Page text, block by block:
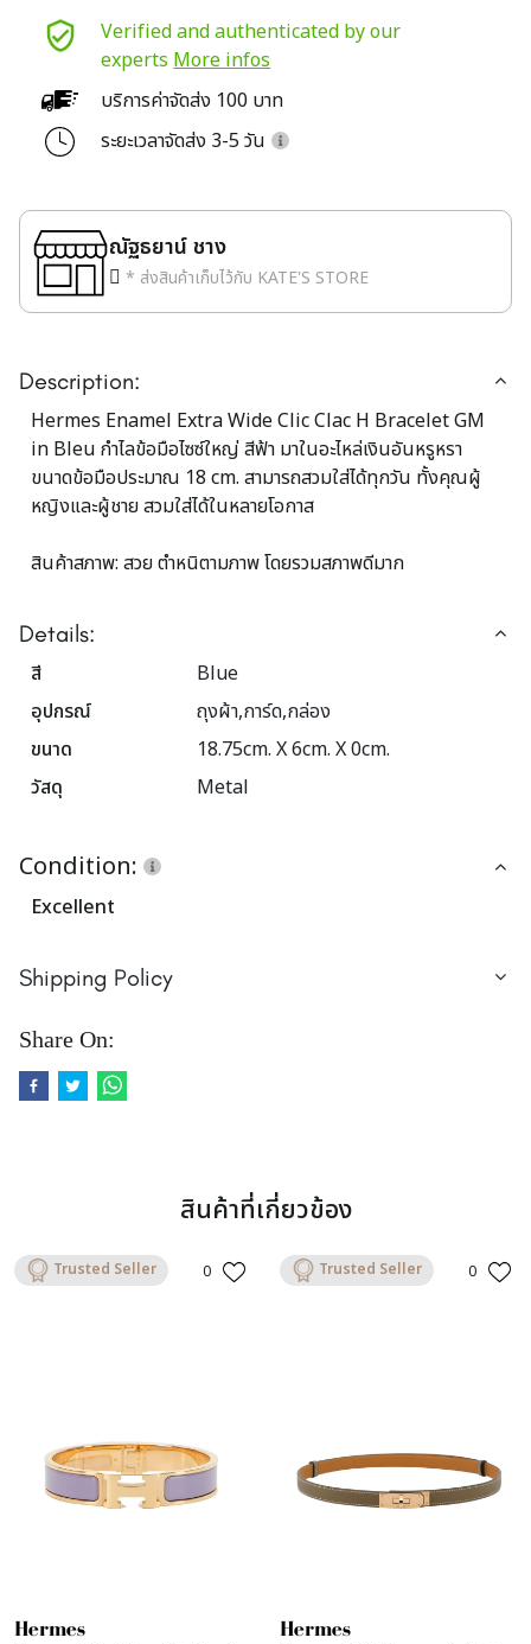
Verified and authenticated by our
experts More infos
บริการค่าจัดส่ง 100 บาท
ระยะเวลาจัดส่ง 3-5 วัน
ณัฐธยาน์ ชาง
* ส่งสินค้าเก็บไว้กับ KATE'S STORE
Description:
Hermes Enamel Extra Wide Clic Clac H Bracelet GM
in Bleu กำไลข้อมือไซซ์ใหญ่ สีฟ้า มาในอะไหล่เงินอันหรูหรา
ขนาดข้อมือประมาณ 18 cm. สามารถสวมใส่ได้ทุกวัน ทั้งคุณผู้
หญิงและผู้ชาย สวมใส่ได้ในหลายโอกาส
สินค้าสภาพ: สวย ตำหนิตามภาพ โดยรวมสภาพดีมาก
Details:
สี
Blue
อุปกรณ์
ถุงผ้า,การ์ด,กล่อง
ขนาด
18.75cm. X 6cm. X 0cm.
วัสดุ
Metal
Condition:
Excellent
Shipping Policy
Share On:
สินค้าที่เกี่ยวข้อง
Trusted Seller 0
Hermes
Trusted Seller 0
Hermes